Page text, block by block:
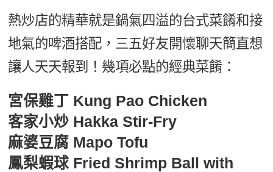
熱炒店的精華就是鍋氣四溢的台式菜餚和接
地氣的啤酒搭配，三五好友開懷聊天簡直想
讓人天天報到！幾項必點的經典菜餚：
宮保雞丁 Kung Pao Chicken
客家小炒 Hakka Stir-Fry
麻婆豆腐 Mapo Tofu
鳳梨蝦球 Fried Shrimp Ball with